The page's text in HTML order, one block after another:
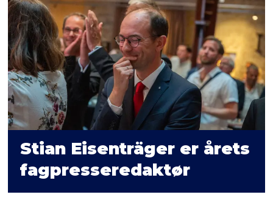
Stian Eisenträger er årets
fagpresseredaktør